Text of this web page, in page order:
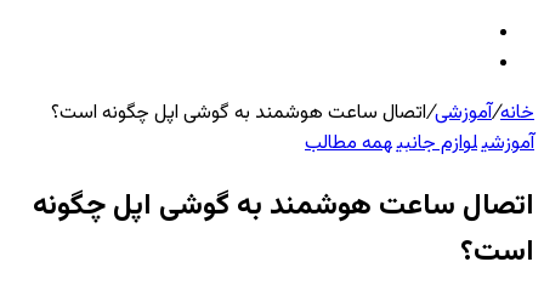
خانه/آموزشی/اتصال ساعت هوشمند به گوشی اپل چگونه است؟
آموزشیلوازم جانبیهمه مطالب
اتصال ساعت هوشمند به گوشی اپل چگونه
است؟